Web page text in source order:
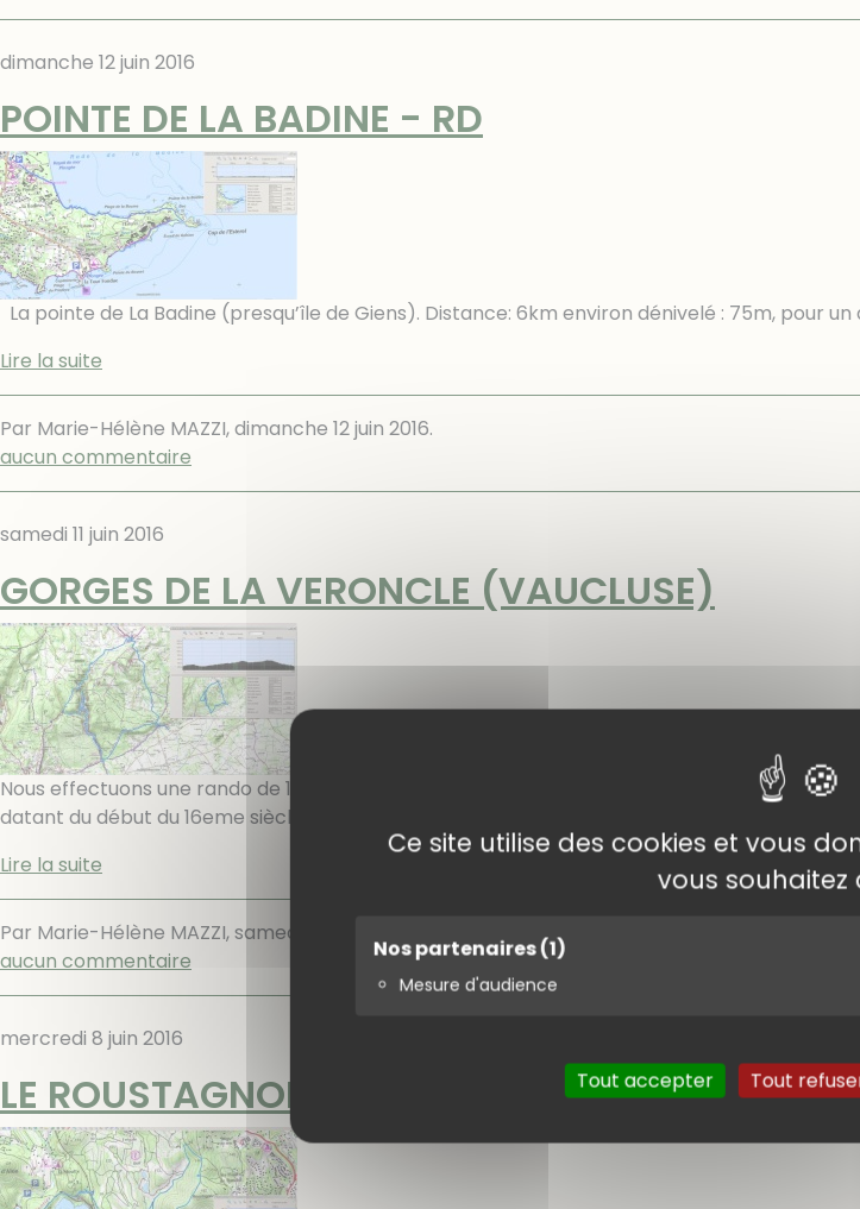
Ce site utilise des cookies et vous
vous souhaitez
Nos partenaires(1)
Mesure d'audience
Tout accepter Tout
dimanche 12 juin 2016
POINTE DE LA BADINE - RD
La pointe de La Badine (presqu’île de Giens). Distance: 6km environ dénivelé :
Lire la suite
Par Marie-Hélène MAZZI,dimanche 12 juin 2016.
aucun commentaire
samedi 11 juin 2016
GORGES DE LA VERONCLE (VAUCLUSE)
Nous effectuons une rando de 15 kms en boucle avec une progression dans le lit de la
datant du début du 16eme siècle... Cette rando ne présente aucune difficulté à l'exception
Lire la suite
Par Marie-Hélène MAZZI,samedi 11 juin 2016
Randonnées
aucun commentaire
mercredi 8 juin 2016
LE ROUSTAGNON - RD